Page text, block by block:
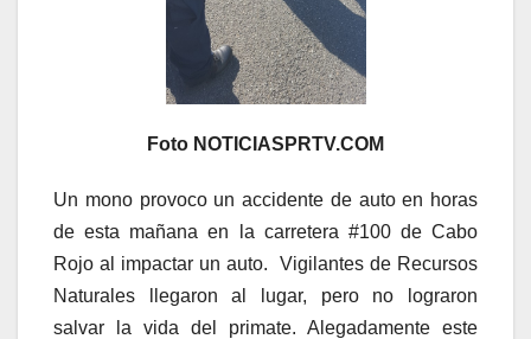
Foto NOTICIASPRTV.COM
Un mono provoco un accidente de auto en horas
de esta mañana en la carretera #100 de Cabo
Rojo al impactar un auto. Vigilantes de Recursos
Naturales llegaron al lugar, pero no lograron
salvar la vida del primate. Alegadamente este